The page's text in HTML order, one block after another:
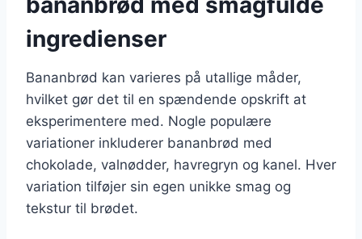
ingredienser
Bananbrød kan varieres på utallige måder,
hvilket gør det til en spændende opskrift at
eksperimentere med. Nogle populære
variationer inkluderer bananbrød med
chokolade, valnødder, havregryn og kanel. Hver
variation tilføjer sin egen unikke smag og
tekstur til brødet.